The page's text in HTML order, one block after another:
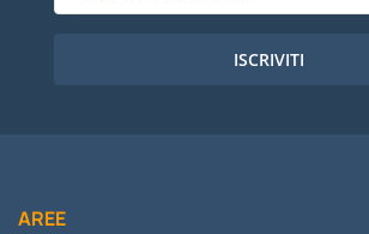
ISCRIVITI
AREE